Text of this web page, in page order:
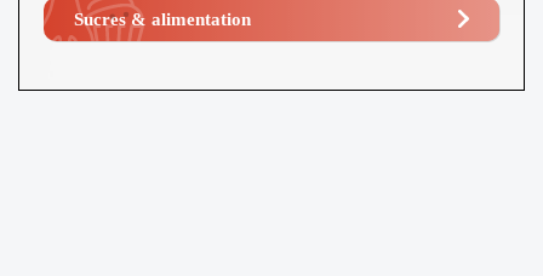
Sucres & alimentation​